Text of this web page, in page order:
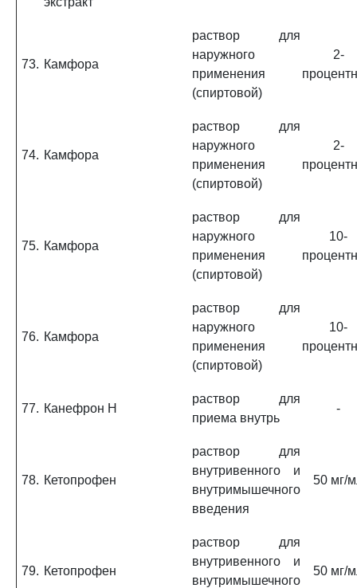
73. Камфора
раствор для
наружного
применения
(спиртовой)
2-
74. Камфора
раствор для
наружного
применения
(спиртовой)
2-
75. Камфора
раствор для
наружного
применения
(спиртовой)
10-
76. Камфора
раствор для
наружного
применения
(спиртовой)
10-
77. Канефрон Н
раствор для
приема внутрь
-
78. Кетопрофен
раствор для
внутривенного и
внутримышечного
введения
50 мг/
79. Кетопрофен
раствор для
внутривенного и
внутримышечного
50 мг/